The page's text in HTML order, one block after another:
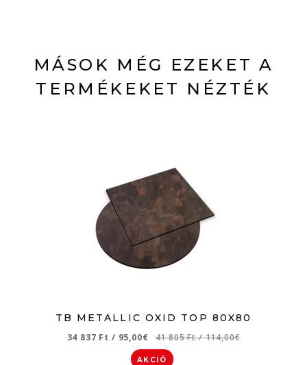
MÁSOK MÉG EZEKET A
TERMÉKEKET NÉZTÉK
TB METALLIC OXID TOP 80X80
34 837 Ft / 95,00€ 41 805 Ft/ 114,00€
AKCIÓ